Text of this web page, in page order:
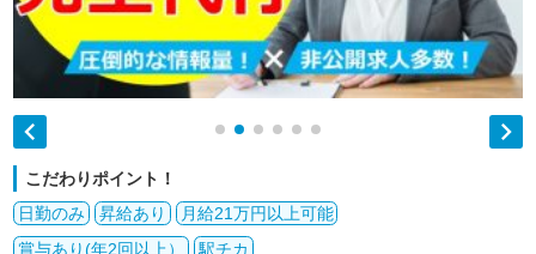
 
こだわりポイント！
日勤のみ
昇給あり
月給21万円以上可能
賞与あり(年2回以上）
駅チカ